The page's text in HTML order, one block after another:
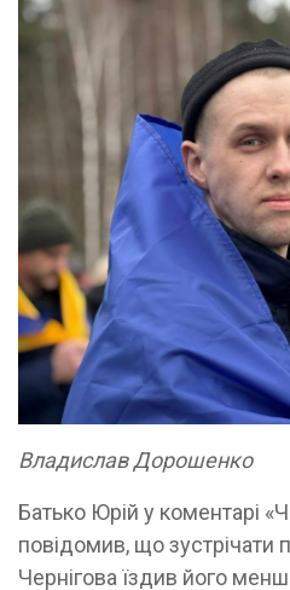
Владислав Дорошенко
Батько Юрій у коментарі
повідомив, що зустрічати
Чернігова їздив його